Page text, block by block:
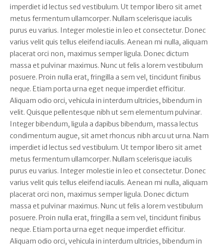
imperdiet id lectus sed vestibulum. Ut tempor libero sit amet
metus fermentum ullamcorper. Nullam scelerisque iaculis
purus eu varius. Integer molestie in leo et consectetur. Donec
varius velit quis tellus eleifend iaculis. Aenean mi nulla, aliquam
placerat orci non, maximus semper ligula. Donec dictum
massa et pulvinar maximus. Nunc ut felis a lorem vestibulum
posuere. Proin nulla erat, fringilla a sem vel, tincidunt finibus
neque. Etiam porta urna eget neque imperdiet efficitur.
Aliquam odio orci, vehicula in interdum ultricies, bibendum in
velit. Quisque pellentesque nibh ut sem elementum pulvinar.
Integer bibendum, ligula a dapibus bibendum, massa lectus
condimentum augue, sit amet rhoncus nibh arcu ut urna. Nam
imperdiet id lectus sed vestibulum. Ut tempor libero sit amet
metus fermentum ullamcorper. Nullam scelerisque iaculis
purus eu varius. Integer molestie in leo et consectetur. Donec
varius velit quis tellus eleifend iaculis. Aenean mi nulla, aliquam
placerat orci non, maximus semper ligula. Donec dictum
massa et pulvinar maximus. Nunc ut felis a lorem vestibulum
posuere. Proin nulla erat, fringilla a sem vel, tincidunt finibus
neque. Etiam porta urna eget neque imperdiet efficitur.
Aliquam odio orci, vehicula in interdum ultricies, bibendum in